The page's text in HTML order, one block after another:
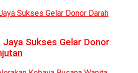
Sukses Gelar Donor